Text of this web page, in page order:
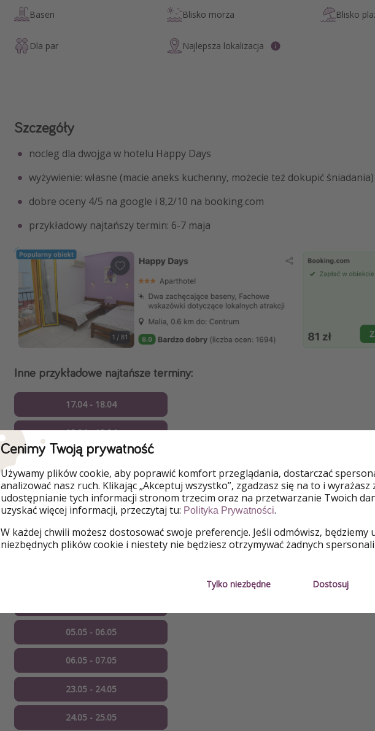
Basen Blisko morza Blisko
Dla par Najlepsza lokalizacja
Szczegóły
nocleg dla dwojga w hotelu Happy Days
wyżywienie: własne (macie aneks kuchenny, możecie też dokupić śniadania)
dobre oceny 4/5 na google i 8,2/10 na booking.com
przykładowy najtańszy termin: 6-7 maja
Inne przykładowe najtańsze terminy:
17.04 - 18.04
18.04 - 19.04
20.04 - 21.04
01.05 - 02.05
02.05 - 03.05
05.05 - 06.05
06.05 - 07.05
23.05 - 24.05
24.05 - 25.05
Cenimy Twoją prywatność
Używamy plików cookie, aby poprawić komfort przeglądania, dostarczać
analizować nasz ruch. Klikając „Akceptuj wszystko”, zgadzasz się na to i wyrażasz
udostępnianie tych informacji stronom trzecim oraz na przetwarzanie Twoich
uzyskać więcej informacji, przeczytaj tu: Polityka Prywatności.
W każdej chwili możesz dostosować swoje preferencje. Jeśli odmówisz, będziemy
niezbędnych plików cookie i niestety nie będziesz otrzymywać żadnych
Tylko niezbędne Dostosuj